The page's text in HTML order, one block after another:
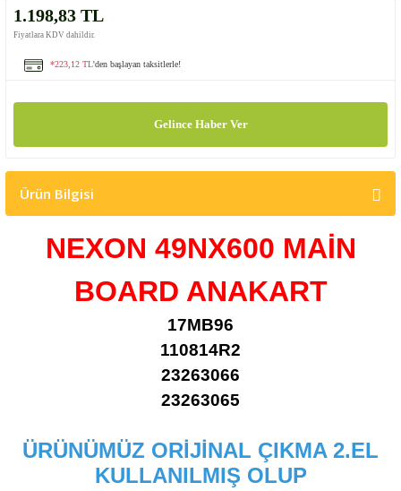
1.198,83 TL
Fiyatlara KDV dahildir.
*223,12 TL'den başlayan taksitlerle!
Gelince Haber Ver
Ürün Bilgisi
NEXON 49NX600 MAİN
BOARD ANAKART
17MB96
110814R2
23263066
23263065
ÜRÜNÜMÜZ ORİJİNAL ÇIKMA 2.EL
KULLANILMIŞ OLUP